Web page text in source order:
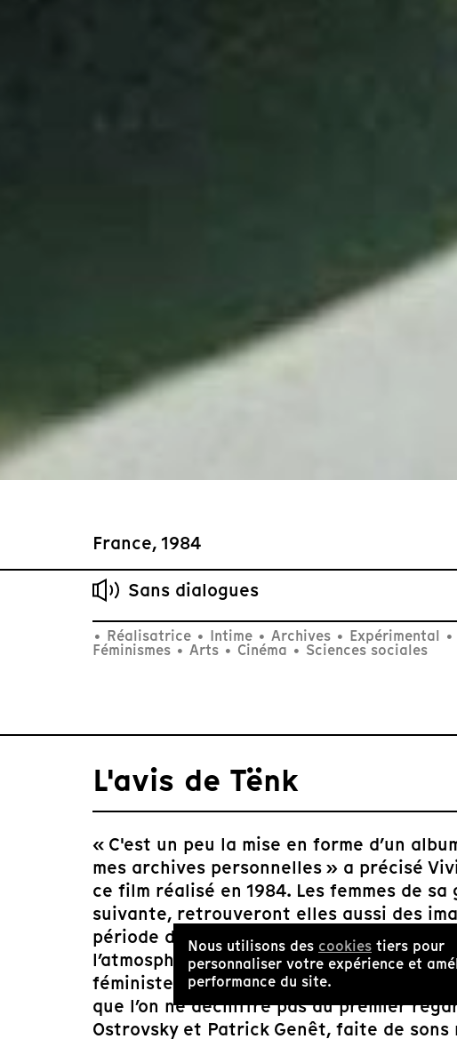
France, 1984
Sans dialogues
• Réalisatrice • Intime • Archives • Expérimental •
Féminismes • Arts • Cinéma • Sciences sociales
L'avis de Tënk
« C'est un peu la mise en forme d’un
mes archives personnelles » a précisé
ce film réalisé en 1984. Les femmes de
suivante, retrouveront elles aussi des
période des communautés créées dans
l’atmosphère joyeuse et festive qui
féministes de l’époque ! Le montage
que l’on ne déchiffre pas au premier
Ostrovsky et Patrick Genêt, faite de
Nous utilisons des cookies tiers pour
personnaliser votre expérience et
performance du site.